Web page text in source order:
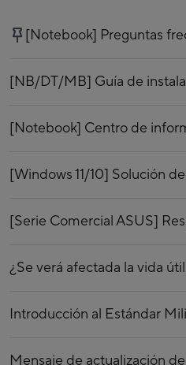
[Notebook] Preguntas
[NB/DT/MB] Guía de
[Notebook] Centro de
[Windows 11/10] Solución
[Serie Comercial ASUS]
¿Se verá afectada la vida
Introducción al Estándar
Mensaje de actualización